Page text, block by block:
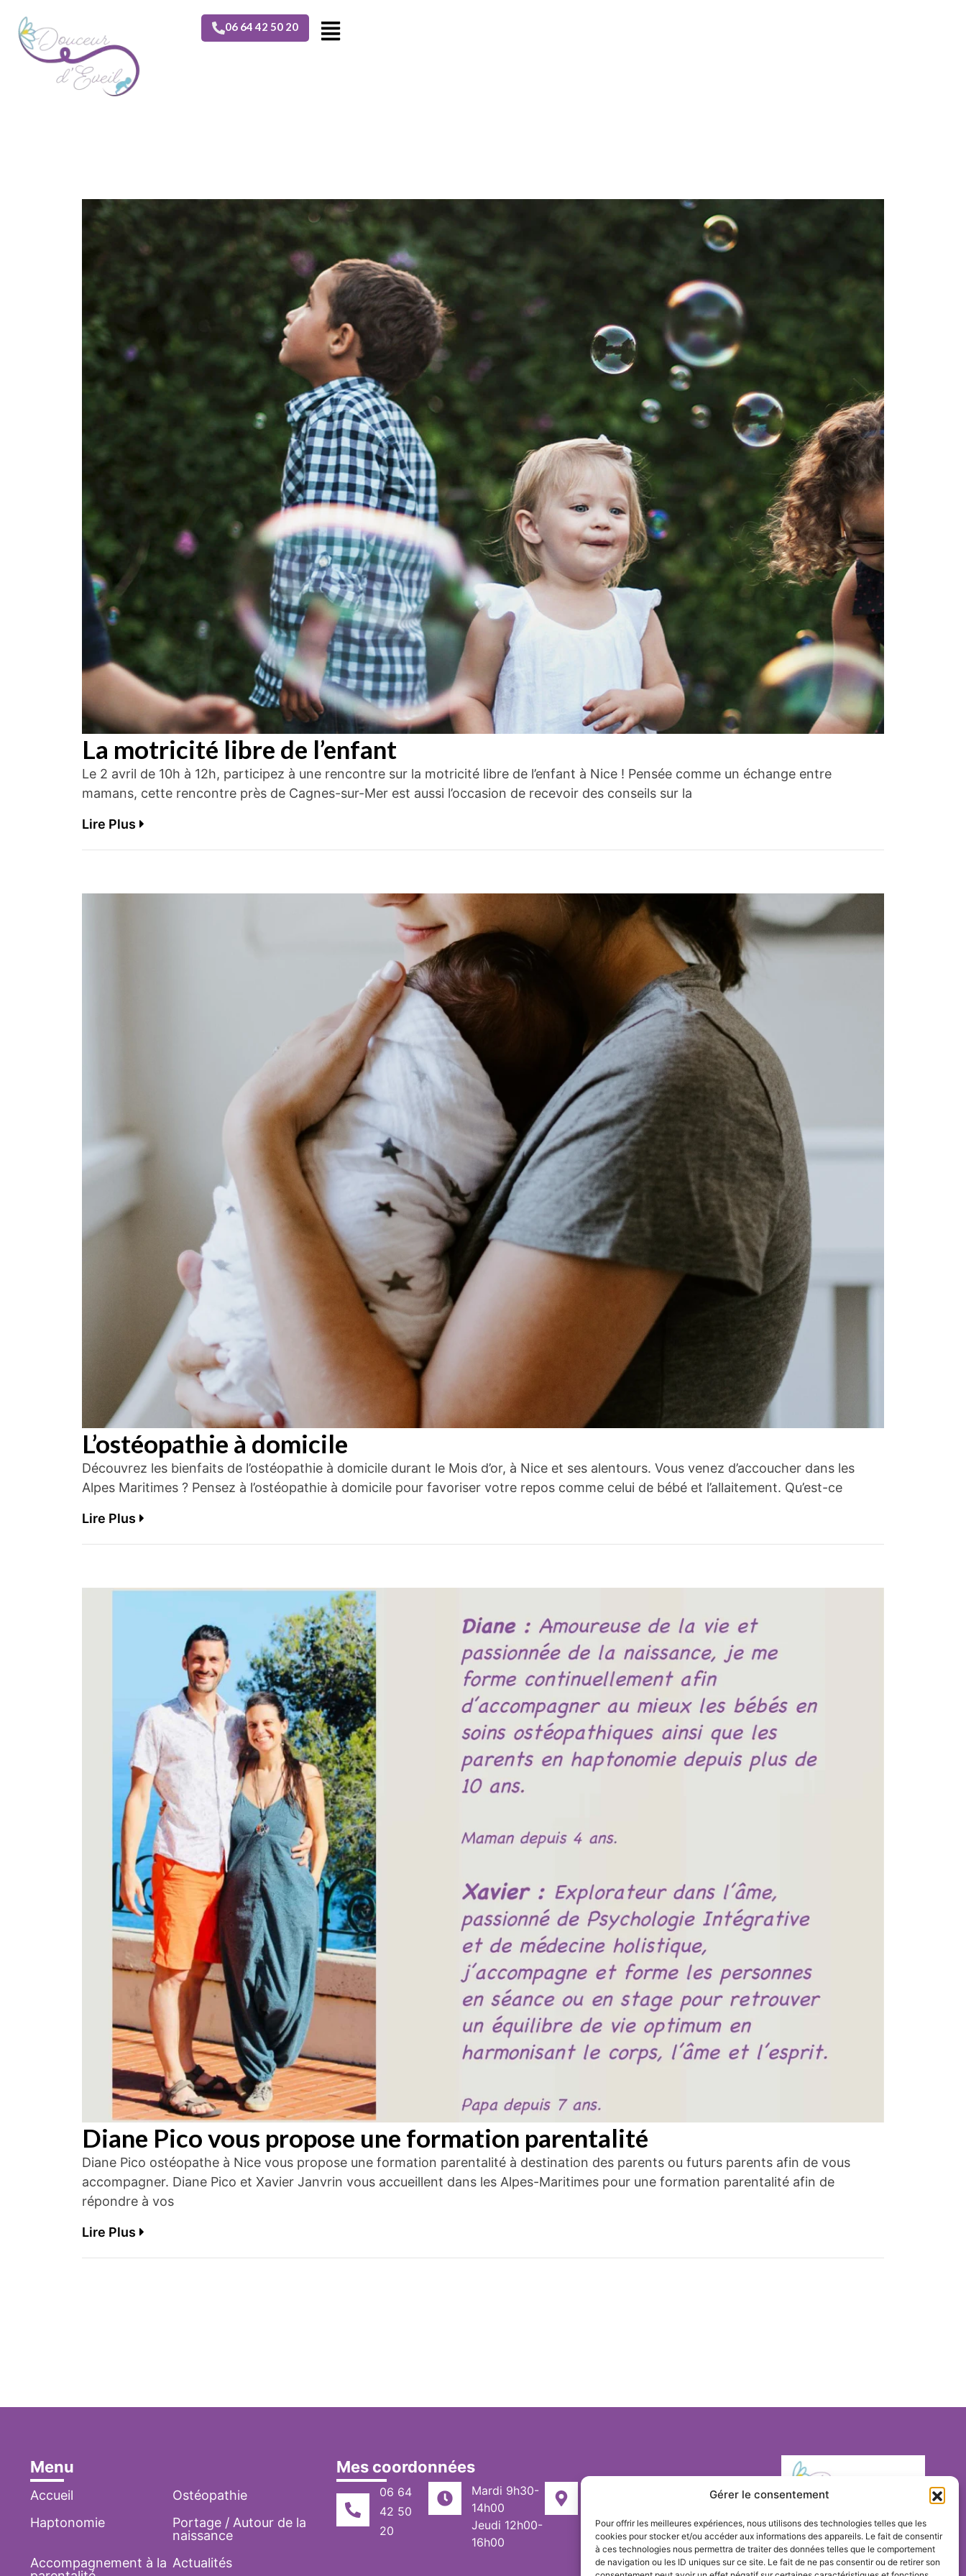
Gérer le consentement
Pour offrir les meilleures expériences, nous utilisons des technologies telles que les
cookies pour stocker et/ou accéder aux informations des appareils. Le fait de consentir
à ces technologies nous permettra de traiter des données telles que le comportement
de navigation ou les ID uniques sur ce site. Le fait de ne pas consentir ou de retirer son
06 64 42 50 20
La motricité libre de l’enfant
Le 2 avril de 10h à 12h, participez à une rencontre sur la motricité libre de l’enfant à Nice ! Pensée comme un échange entre
mamans, cette rencontre près de Cagnes-sur-Mer est aussi l’occasion de recevoir des conseils sur la
Lire Plus
L’ostéopathie à domicile
Découvrez les bienfaits de l’ostéopathie à domicile durant le Mois d’or, à Nice et ses alentours. Vous venez d’accoucher dans les
Alpes Maritimes ? Pensez à l’ostéopathie à domicile pour favoriser votre repos comme celui de bébé et l’allaitement. Qu’est-ce
Lire Plus
Diane Pico vous propose une formation parentalité
Diane Pico ostéopathe à Nice vous propose une formation parentalité à destination des parents ou futurs parents afin de vous
accompagner. Diane Pico et Xavier Janvrin vous accueillent dans les Alpes-Maritimes pour une formation parentalité afin de
répondre à vos
Lire Plus
Menu
Accueil
Ostéopathie
Haptonomie
Portage / Autour de la
naissance
Accompagnement à la Actualités
Mes coordonnées
06 64
42 50
20
Mardi 9h30-
14h00
Jeudi 12h00-
16h00
6 Bis Place Fontaine du